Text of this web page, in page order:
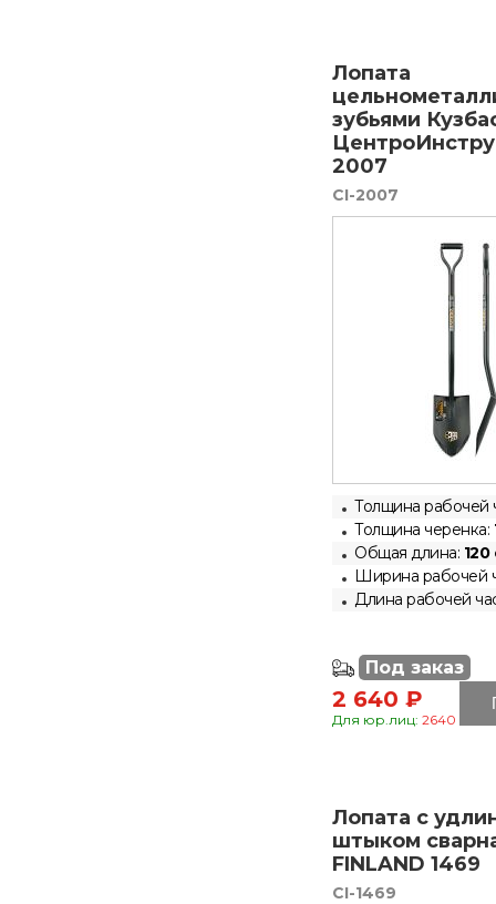
Лопата
зубьями
2007
CI-2007
Толщина рабочей
Толщина черенка:
Общая длина: 120
Ширина рабочей
Длина рабочей
Под заказ
2 640 ₽
Для юр.лиц: 2640
Лопата с
штыком
FINLAND 1469
CI-1469